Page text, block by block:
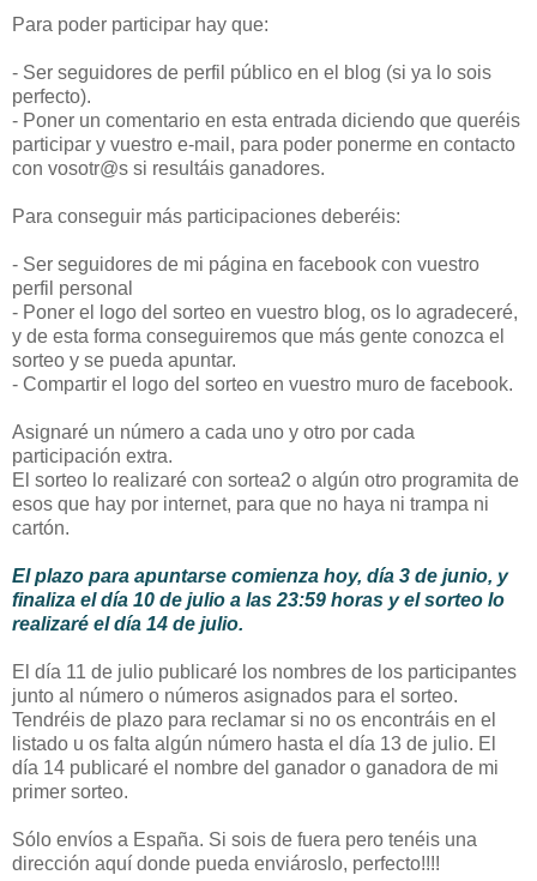
Para poder participar hay que:
- Ser seguidores de perfil público en el blog (si ya lo sois
perfecto).
- Poner un comentario en esta entrada diciendo que queréis
participar y vuestro e-mail, para poder ponerme en contacto
con vosotr@s si resultáis ganadores.
Para conseguir más participaciones deberéis:
- Ser seguidores de mi página en facebook con vuestro
perfil personal
- Poner el logo del sorteo en vuestro blog, os lo agradeceré,
y de esta forma conseguiremos que más gente conozca el
sorteo y se pueda apuntar.
- Compartir el logo del sorteo en vuestro muro de facebook.
Asignaré un número a cada uno y otro por cada
participación extra.
El sorteo lo realizaré con sortea2 o algún otro programita de
esos que hay por internet, para que no haya ni trampa ni
cartón.
Elplazo para apuntarse comienza hoy, día 3 de junio, y
finaliza el día 10 de julio a las 23:59 horas y el sorteo lo
realizaré el día 14 de julio.
El día 11 de julio publicaré los nombres de los participantes
junto al número o números asignados para el sorteo.
Tendréis de plazo para reclamar si no os encontráis en el
listado u os falta algún número hasta el día 13 de julio. El
día 14 publicaré el nombre del ganador o ganadora de mi
primer sorteo.
Sólo envíos a España. Si sois de fuera pero tenéis una
dirección aquí donde pueda enviároslo, perfecto!!!!